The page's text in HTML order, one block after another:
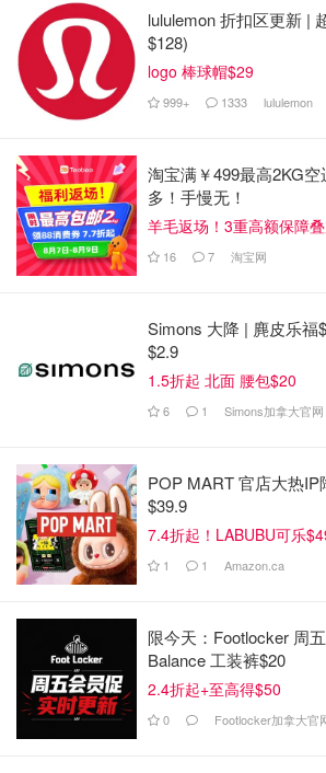
1、崛起：1760年左右英国诞生了工业
经济都慢慢开始领先全球。
2、鼎盛：慢慢大英帝国成为了全球的霸
兰盾成为世界储备货币，伦敦取代了阿
融中心。英国的贸易占比达到了全球
全球的20%。
3、衰退：英国在1900年之后开始没落
在二战过后，英镑直接贬值30%，1967
lululemon 折扣区更新 |
$128)
logo 棒球帽$29
999+ 1333 lululemon
淘宝满￥499最高2KG
多！手慢无！
羊毛返场！3重高额保障
16 7 淘宝网
Simons 大降 | 麂皮乐福
$2.9
1.5折起 北面 腰包$20
6 1 Simons加拿大官网
POP MART 官店大热
$39.9
7.4折起！LABUBU可乐
1 1 Amazon.ca
限今天：Footlocker 周
Balance 工装裤$20
2.4折起+至高得$50
0 Footlocker加拿大官